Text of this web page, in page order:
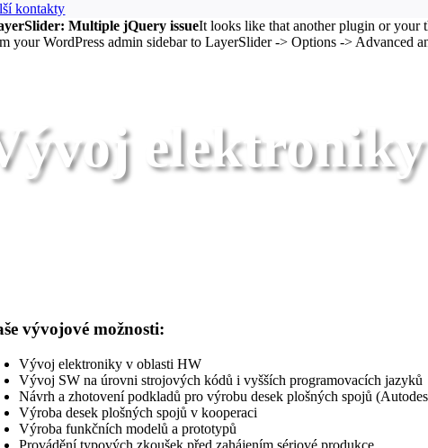
kontakty
Multiple jQuery issueIt looks like that another plugin or your
your WordPress admin sidebar to LayerSlider -> Options -> Advanced
elektroniky
vývojové možnosti:
Vývoj elektroniky v oblasti HW
Vývoj SW na úrovni strojových kódů i vyšších programovacích jazyků
Návrh a zhotovení podkladů pro výrobu desek plošných spojů
Výroba desek plošných spojů v kooperaci
Výroba funkčních modelů a prototypů
Provádění typových zkoušek před zahájením sériové produkce